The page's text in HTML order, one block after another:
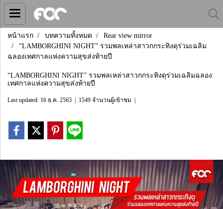
หน้าแรก บทความทั้งหมด
Rear view mirror
“LAMBORGHINI NIGHT” รวมพลเหล่าสาวกกระทิงดุร่วมเฉลิม
ฉลองเทศกาลแห่งความสุขส่งท้ายปี
“LAMBORGHINI NIGHT” รวมพลเหล่าสาวกกระทิงดุร่วมเฉลิมฉลอง
เทศกาลแห่งความสุขส่งท้ายปี
Last updated: 16 ธ.ค. 2563 1549 จำนวนผู้เข้าชม